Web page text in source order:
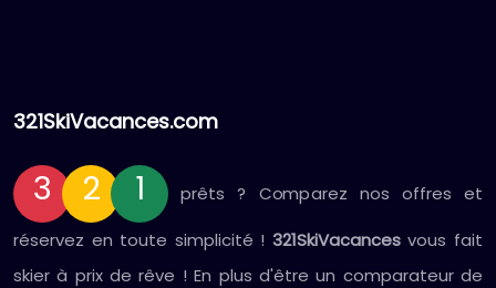
321SkiVacances.com
3 2 1
prêts ? Comparez nos offres et
réservez en toute simplicité ! 321SkiVacancesvous fait
skier à prix de rêve ! En plus d'être un comparateur de